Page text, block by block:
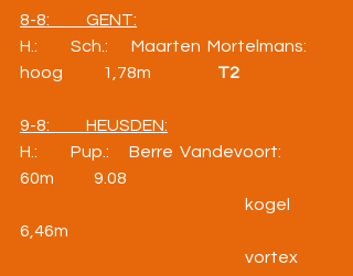
8-8:           GENT:
H.:          Sch.:       Maarten  Mortelmans:
hoog            1,78m T2
9-8:           HEUSDEN:
H.:          Pup.:      Berre  Vandevoort:
60m            9.08
kogel
6,46m
vortex